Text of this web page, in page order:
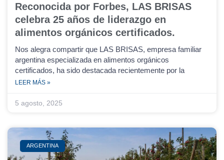
Reconocida por Forbes, LAS BRISAS
celebra 25 años de liderazgo en
alimentos orgánicos certificados.
Nos alegra compartir que LAS BRISAS, empresa familiar
argentina especializada en alimentos orgánicos
certificados, ha sido destacada recientemente por la
LEER MÁS »
5 agosto, 2025
ARGENTINA